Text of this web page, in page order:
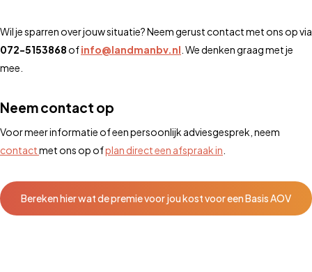
Wil je sparren over jouw situatie? Neem gerust contact met ons op via
072-5153868ofinfo@landmanbv.nl . We denken graag met je
mee.
Neem contact op
Voor meer informatie of een persoonlijk adviesgesprek, neem
contactmet ons op ofplan direct een afspraak in
Bereken hier wat de premie voor jou kost voor een Basis AOV